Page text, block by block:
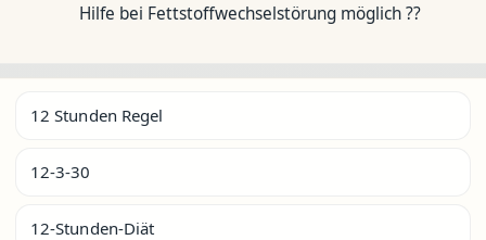
Hilfe bei Fettstoffwechselstörung möglich ??
12 Stunden Regel
12-3-30
12-Stunden-Diät